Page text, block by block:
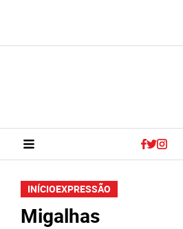
INÍCIOEXPRESSÃO
Migalhas